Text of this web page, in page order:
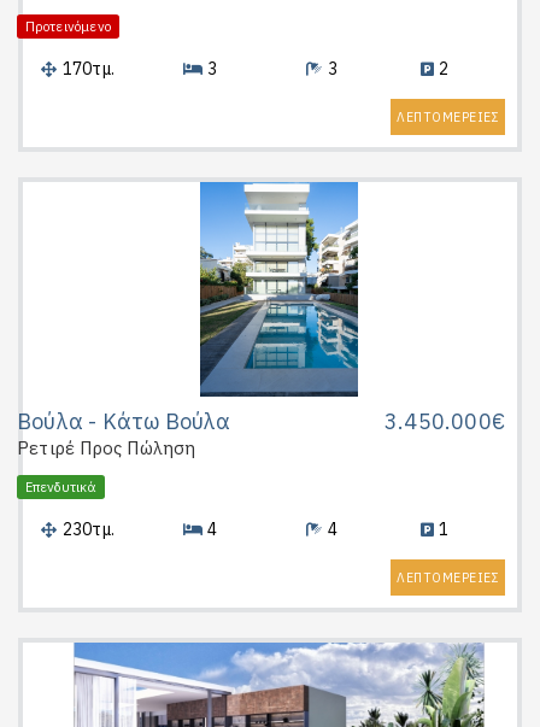
Προτεινόμενο
170τμ. 3 3 2
ΛΕΠΤΟΜΕΡΕΙΕΣ
Βούλα - Κάτω Βούλα 3.450.000€
Ρετιρέ Προς Πώληση
Επενδυτικά
230τμ. 4 4 1
ΛΕΠΤΟΜΕΡΕΙΕΣ